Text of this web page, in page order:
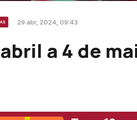
29 abr, 2024, 09:43
a 4 de